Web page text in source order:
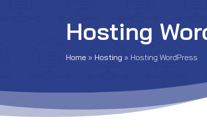
Hosting
Home »Hosting » Hosting WordPress